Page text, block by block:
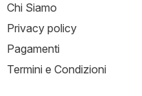
Chi Siamo
Privacy policy
Pagamenti
Termini e Condizioni